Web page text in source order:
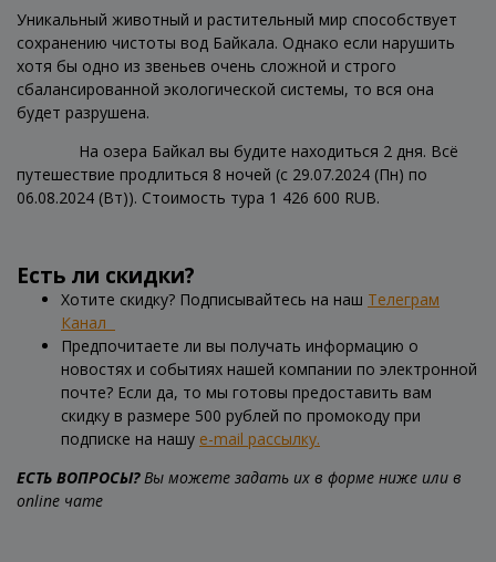
Уникальный животный и растительный мир способствует
сохранению чистоты вод Байкала. Однако если нарушить
хотя бы одно из звеньев очень сложной и строго
сбалансированной экологической системы, то вся она
будет разрушена.
На озера Байкал вы будите находиться 2 дня. Всё
путешествие продлиться 8 ночей (с 29.07.2024 (Пн) по
06.08.2024 (Вт)). Стоимость тура 1 426 600 RUB.
Есть ли скидки?
Хотите скидку? Подписывайтесь на наш Телеграм
Канал
Предпочитаете ли вы получать информацию о
новостях и событиях нашей компании по электронной
почте? Если да, то мы готовы предоставить вам
скидку в размере 500 рублей по промокоду при
подписке на нашу e-mail рассылку.
ЕСТЬ ВОПРОСЫ?Вы можете задать их в форме ниже или в
online чате